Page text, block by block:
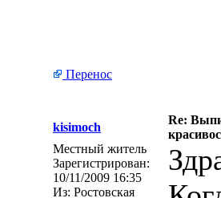
Перенос
kisimoch
Re:
Местный житель
Зарегистрирован:
10/11/2009 16:35
Из: Ростовская